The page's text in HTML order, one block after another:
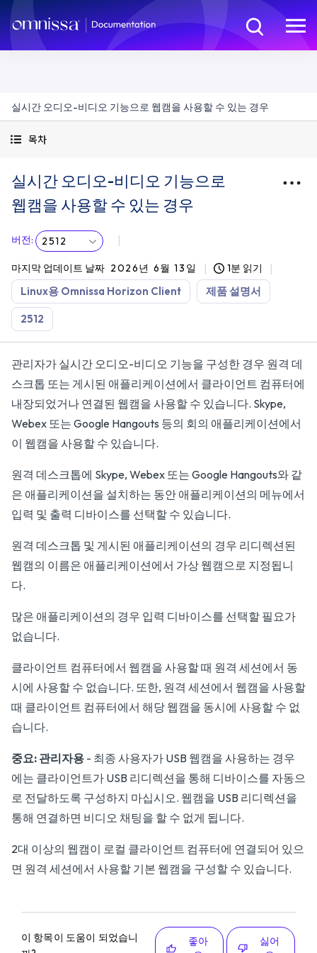
실시간 오디오-비디오 기능으로 웹캠을 사용할 수 있는 경우
목차
실시간 오디오-비디오 기능으로
웹캠을 사용할 수 있는 경우
버전: 2512
마지막 업데이트 날짜 2026년 6월 13일 1분 읽기
Linux용 Omnissa Horizon Client 제품 설명서
2512
관리자가 실시간 오디오-비디오 기능을 구성한 경우 원격 데
스크톱 또는 게시된 애플리케이션에서 클라이언트 컴퓨터에
내장되었거나 연결된 웹캠을 사용할 수 있습니다. Skype,
Webex 또는 Google Hangouts 등의 회의 애플리케이션에서
이 웹캠을 사용할 수 있습니다.
원격 데스크톱에 Skype, Webex 또는 Google Hangouts와 같
은 애플리케이션을 설치하는 동안 애플리케이션의 메뉴에서
입력 및 출력 디바이스를 선택할 수 있습니다.
원격 데스크톱 및 게시된 애플리케이션의 경우 리디렉션된
웹캠의 이름은 애플리케이션에서 가상 웹캠으로 지정됩니
다.
많은 애플리케이션의 경우 입력 디바이스를 선택할 필요가
없습니다.
클라이언트 컴퓨터에서 웹캠을 사용할 때 원격 세션에서 동
시에 사용할 수 없습니다. 또한, 원격 세션에서 웹캠을 사용할
때 클라이언트 컴퓨터에서 해당 웹캠을 동시에 사용할 수 없
습니다.
중요: 관리자용 - 최종 사용자가 USB 웹캠을 사용하는 경우
에는 클라이언트가 USB 리디렉션을 통해 디바이스를 자동으
로 전달하도록 구성하지 마십시오. 웹캠을 USB 리디렉션을
통해 연결하면 비디오 채팅을 할 수 없게 됩니다.
2대 이상의 웹캠이 로컬 클라이언트 컴퓨터에 연결되어 있으
면 원격 세션에서 사용할 기본 웹캠을 구성할 수 있습니다.
이 항목이 도움이 되었습니
좋아
싫어